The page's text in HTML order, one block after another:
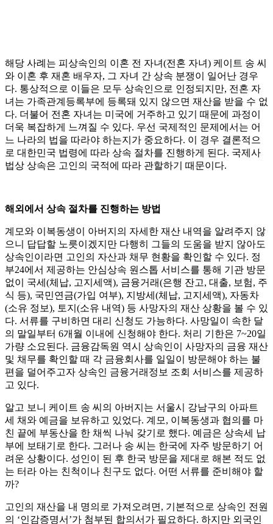
해당 사례는 피상속인의 이혼 전 자녀(전혼 자녀) 케이트 송 씨
와 이혼 후 재혼 배우자, 그 자녀 간 상속 분쟁이 일어난 경우
다. 통상적으로 이들은 모두 상속인으로 인정되지만, 전혼 자
녀는 가족관계등록부에 등록돼 있지 않으면 재산을 받을 수 없
다. 더불어 전혼 자녀는 미국에 거주하고 있기 때문에 과정이
더욱 복잡하게 느껴질 수 있다. 우선 국제적인 문제에서는 어
느 나라의 법을 따라야 하는지가 중요하다. 이 경우 결론적으
로 대한민국 법령에 따라 상속 절차를 진행하게 된다. 국제사
법상 상속은 고인의 국적에 따라 관할하기 때문이다.
해외에서 상속 절차를 진행하는 방법
계모와 이복동생이 아버지의 자세한 재산 내역을 알려주지 않
으니 답답할 노릇이겠지만 다행히 그들의 도움을 받지 않아도
상속인이라면 고인의 자산과 채무 현황을 확인할 수 있다. 정
부24에서 제공하는 안심상속 원스톱 서비스를 통해 기관 방문
없이 국세(체납, 고지세액), 금융거래(은행 잔고, 대출, 보험, 주
식 등), 국민연금(가입 여부), 지방세(체납, 고지세액), 자동차
(소유 정보), 토지(소유 내역) 등 사망자의 재산 상황을 볼 수 있
다. 서류를 구비하면 대리 신청도 가능하다. 사망일이 속한 달
의 말일부터 6개월 이내에 신청해야 한다. 처리 기한은 7~20일
가량 소요된다. 금융감독원 역시 상속인이 사망자의 금융 재산
및 채무를 확인할 때 각 금융회사를 일일이 방문해야 하는 불
편을 덜어주고자 상속인 금융거래정보 조회 서비스를 제공하
고 있다.
알고 보니 케이트 송 씨의 아버지는 서울시 강남구의 아파트
세 채와 예금을 보유하고 있었다. 계모, 이복동생과 협의를 마
친 끝에 부동산을 한 채씩 나눠 갖기로 했다. 예금은 상속세 납
부에 보태기로 한다. 그러나 송 씨는 한국에 자주 방문하기 어
려운 상황이다. 성인이 된 후 한국 방문을 제대로 해본 적도 없
는 터라 아는 친척이나 친구도 없다. 어떤 서류를 준비해야 할
까?
고인의 재산을 내 명의로 가져오려면, 기본적으로 상속인 전원
의 ‘인감증명서’가 첨부된 합의서가 필요하다. 하지만 외국인